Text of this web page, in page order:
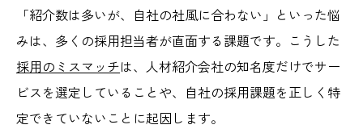
「紹介数は多いが、自社の社風に合わない」といった悩
みは、多くの採用担当者が直面する課題です。こうした
採用のミスマッチは、人材紹介会社の知名度だけでサー
ビスを選定していることや、自社の採用課題を正しく特
定できていないことに起因します。